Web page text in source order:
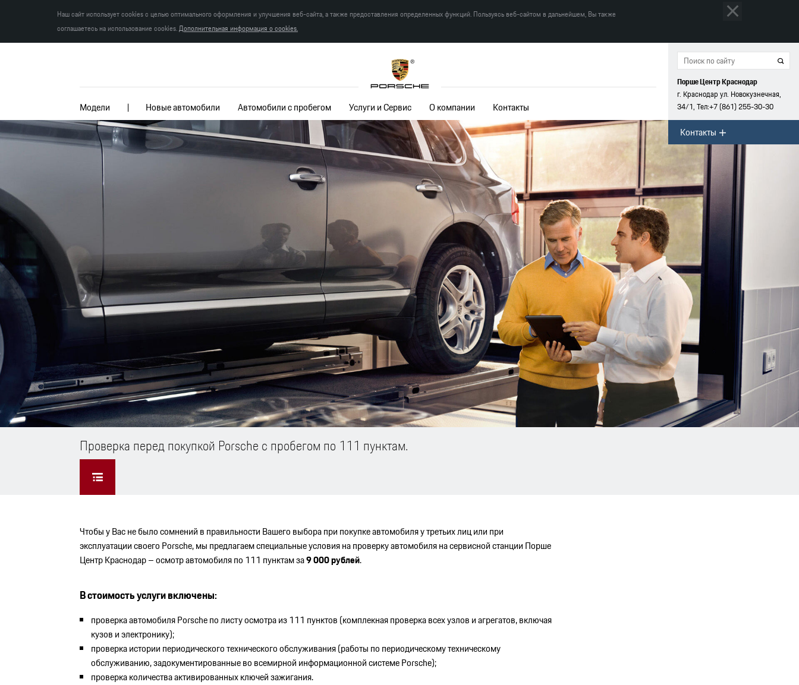
Наш сайт использует cookies с целью оптимального оформления и улучшения веб-сайта, а также предоставления определенных функций. Пользуясь веб-сайтом в дальнейшем, Вы также
соглашаетесь на использование cookies.Дополнительная информация о cookies.
Модели Новые автомобили Автомобили с пробегом Услуги и Сервис О компании Контакты
Порше Центр Краснодар
г. Краснодар ул. Новокузнечная,
34/1, Тел:+7 (861)255-30-30
Контакты
Проверка перед покупкой Porsche с пробегом по 111 пунктам.
Чтобы у Вас не было сомнений в правильности Вашего выбора при покупке автомобиля у третьих лиц или при
эксплуатации своего Porsche, мы предлагаем специальные условия на проверку автомобиля на сервисной станции Порше
Центр Краснодар – осмотр автомобиля по 111 пунктам за9000 рублей.
В стоимость услуги включены:
проверка автомобиля Porsche по листу осмотра из 111 пунктов (комплекная проверка всех узлов и агрегатов, включая
кузов и электронику);
проверка истории периодического технического обслуживания (работы по периодическому техническому
обслуживанию, задокументированные во всемирной информационной системе Porsche);
проверка количества активированных ключей зажигания.